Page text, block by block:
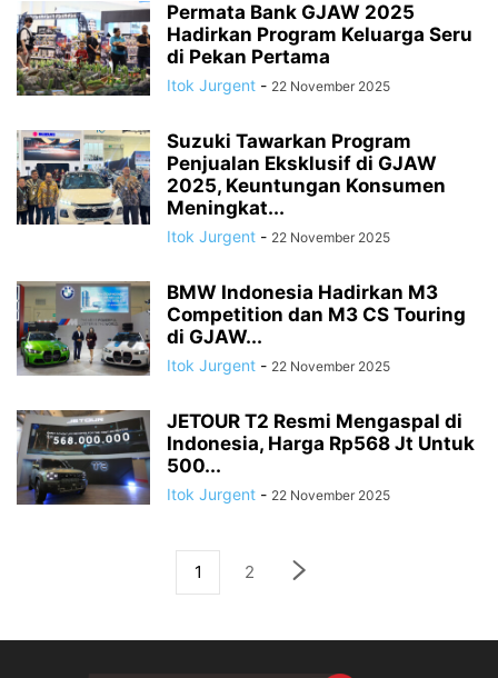
Permata Bank GJAW 2025
Hadirkan Program Keluarga Seru
di Pekan Pertama
Itok Jurgent - 22 November 2025
Suzuki Tawarkan Program
Penjualan Eksklusif di GJAW
2025, Keuntungan Konsumen
Meningkat...
Itok Jurgent - 22 November 2025
BMW Indonesia Hadirkan M3
Competition dan M3 CS Touring
di GJAW...
Itok Jurgent - 22 November 2025
JETOUR T2 Resmi Mengaspal di
Indonesia, Harga Rp568 Jt Untuk
500...
Itok Jurgent - 22 November 2025
1 2